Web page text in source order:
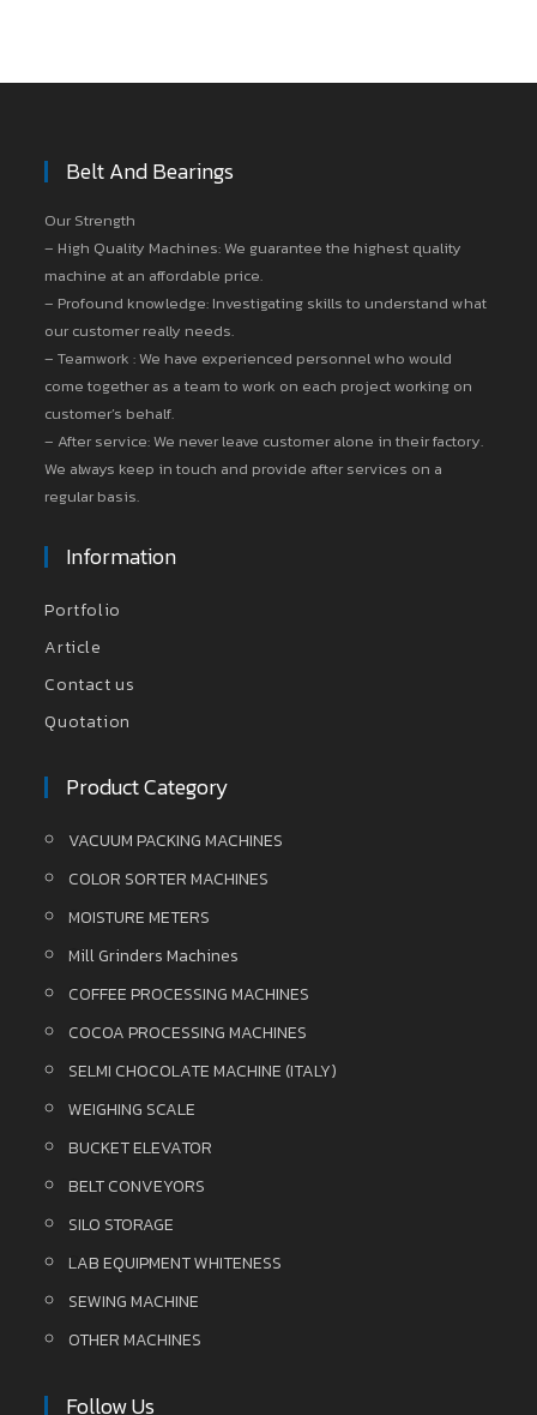
Belt And Bearings
Our Strength
– High Quality Machines: We guarantee the highest quality
machine at an affordable price.
– Profound knowledge: Investigating skills to understand what
our customer really needs.
– Teamwork : We have experienced personnel who would
come together as a team to work on each project working on
customer’s behalf.
– After service: We never leave customer alone in their factory.
We always keep in touch and provide after services on a
regular basis.
Information
Portfolio
Article
Contact us
Quotation
Product Category
VACUUM PACKING MACHINES
COLOR SORTER MACHINES
MOISTURE METERS
Mill Grinders Machines
COFFEE PROCESSING MACHINES
COCOA PROCESSING MACHINES
SELMI CHOCOLATE MACHINE (ITALY)
WEIGHING SCALE
BUCKET ELEVATOR
BELT CONVEYORS
SILO STORAGE
LAB EQUIPMENT WHITENESS
SEWING MACHINE
OTHER MACHINES
Follow Us